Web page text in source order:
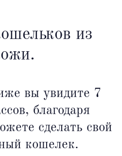
из
вы увидите 7
благодаря
сделать свой
кошелек.